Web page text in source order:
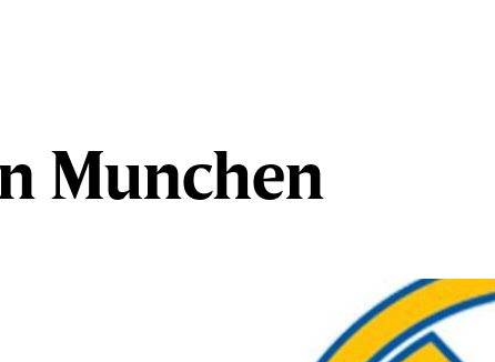
Munchen